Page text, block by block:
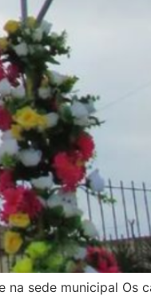
na sede municipal Os